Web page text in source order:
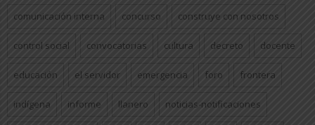
comunicación interna concurso construye con nosotros
control social convocatorias cultura decreto docente
educación el servidor emergencia foro frontera
indígena informe llanero noticias-notificaciones